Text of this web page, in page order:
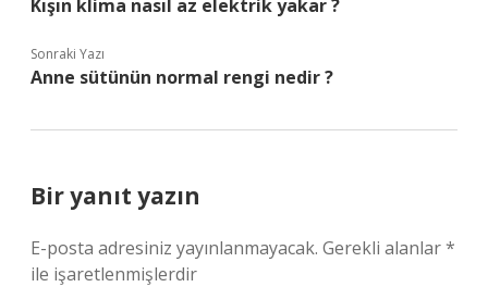
Kışın klima nasıl az elektrik yakar ?
Sonraki Yazı
Anne sütünün normal rengi nedir ?
Bir yanıt yazın
E-posta adresiniz yayınlanmayacak. Gerekli alanlar*
ile işaretlenmişlerdir